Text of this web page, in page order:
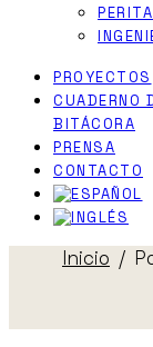
PROYECTOS
CUADERNO
BITÁCORA
PRENSA
CONTACTO
Inicio